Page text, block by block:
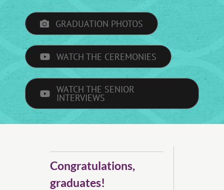
GRADUATION PHOTOS
WATCH THE CEREMONIES
WATCH THE SENIOR
INTERVIEWS
Congratulations,
graduates!